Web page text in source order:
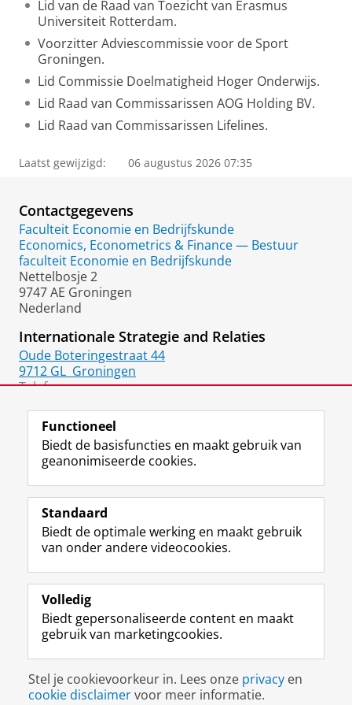
Lid van de Raad van Toezicht van Erasmus
Universiteit Rotterdam.
Voorzitter Adviescommissie voor de Sport
Groningen.
Lid Commissie Doelmatigheid Hoger Onderwijs.
Lid Raad van Commissarissen AOG Holding BV.
Lid Raad van Commissarissen Lifelines.
Laatst gewijzigd: 06 augustus 2026 07:35
Contactgegevens
Faculteit Economie en Bedrijfskunde
Economics, Econometrics & Finance — Bestuur
faculteit Economie en Bedrijfskunde
Nettelbosje 2
9747 AE Groningen
Nederland
Internationale Strategie and Relaties
Oude Boteringestraat 44
9712 GL Groningen
Telefoon:
Volg de RUG
F
a
e
b
o
p
a
i
n
a
L
i
k
e
I
-
p
g
i
n
R
S
-
f
e
R
k
s
u
I
n
t
r
m
c
c
o
Y
o
T
e
k
a
a
Studiekiezers
Alumni
Over ons
Disclaimer & Copyright
Inloggen
Functioneel
Biedt de basisfuncties en maakt gebruik van
geanonimiseerde cookies.
Standaard
Biedt de optimale werking en maakt gebruik
van onder andere videocookies.
Volledig
Biedt gepersonaliseerde content en maakt
gebruik van marketingcookies.
Stel je cookievoorkeur in. Lees onze privacy en
cookie disclaimervoor meer informatie.